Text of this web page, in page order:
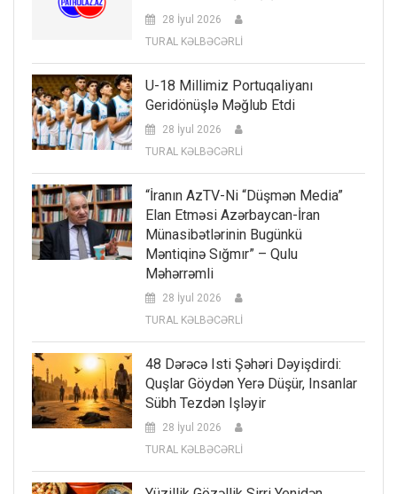
28 İyul 2026
TURAL KƏLBƏCƏRLİ
U-18 Millimiz Portuqaliyanı
Geridönüşlə Məğlub Etdi
28 İyul 2026
TURAL KƏLBƏCƏRLİ
“İranın AzTV-Ni “düşmən Media”
Elan Etməsi Azərbaycan-İran
Münasibətlərinin Bugünkü
Məntiqinə Sığmır” – Qulu
Məhərrəmli
28 İyul 2026
TURAL KƏLBƏCƏRLİ
48 Dərəcə Isti Şəhəri Dəyişdirdi:
Quşlar Göydən Yerə Düşür, Insanlar
Sübh Tezdən Işləyir
28 İyul 2026
TURAL KƏLBƏCƏRLİ